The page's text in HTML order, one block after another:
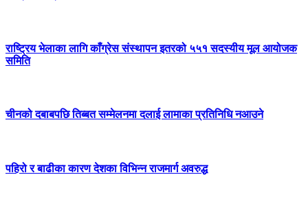
राष्ट्रिय भेलाका लागि काँग्रेस संस्थापन इतरको ५५१ सदस्यीय मूल आयोजक
समिति
चीनको दबाबपछि तिब्बत सम्मेलनमा दलाई लामाका प्रतिनिधि नआउने
पहिरो र बाढीका कारण देशका विभिन्न राजमार्ग अवरुद्ध